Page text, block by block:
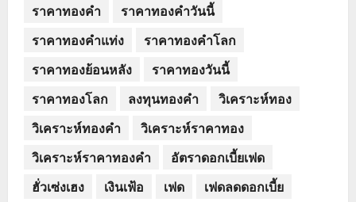
ราคาทองคำ
ราคาทองคำวันนี้
ราคาทองคำแท่ง
ราคาทองคำโลก
ราคาทองย้อนหลัง
ราคาทองวันนี้
ราคาทองโลก
ลงทุนทองคำ
วิเคราะห์ทอง
วิเคราะห์ทองคำ
วิเคราะห์ราคาทอง
วิเคราะห์ราคาทองคำ
อัตราดอกเบี้ยเฟด
ฮั่วเซ่งเฮง
เงินเฟ้อ เฟด
เฟดลดดอกเบี้ย